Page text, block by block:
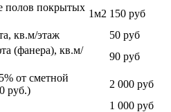
полов покрытых
1м2 150 руб
кв.м/этаж
50 руб
(фанера), кв.м/
90 руб
от сметной
руб.)
2 000 руб
1 000 руб